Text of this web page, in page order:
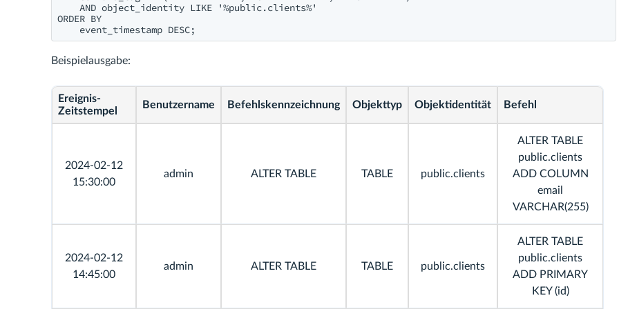
    AND object_identity LIKE '%public.clients%'
ORDER BY
Beispielausgabe:
Ereignis-
Zeitstempel
Benutzername Befehlskennzeichnung Objekttyp Objektidentität Befehl
2024-02-12
15:30:00
admin ALTER TABLE TABLE public.clients
ALTER TABLE
public.clients
ADD COLUMN
email
VARCHAR(255)
2024-02-12
14:45:00
admin ALTER TABLE TABLE public.clients
ALTER TABLE
public.clients
ADD PRIMARY
KEY (id)